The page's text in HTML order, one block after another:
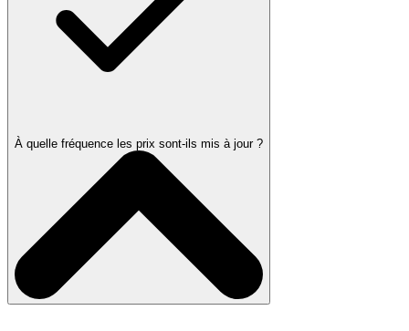
À quelle fréquence les prix sont-ils mis à jour ?